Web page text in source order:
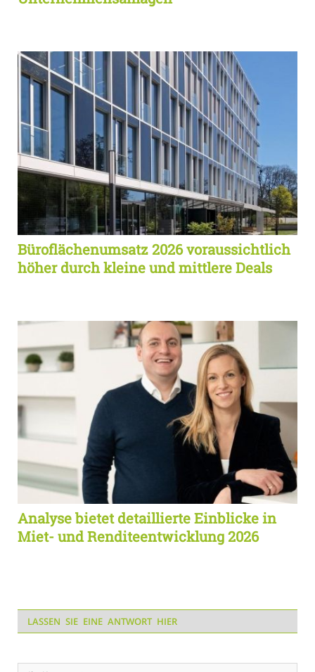
Büroflächenumsatz 2026 voraussichtlich
höher durch kleine und mittlere Deals
Analyse bietet detaillierte Einblicke in
Miet- und Renditeentwicklung 2026
LASSEN SIE EINE ANTWORT HIER